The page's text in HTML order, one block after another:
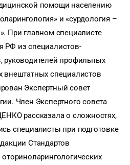
помощи населению
и «сурдология –
При главном специалисте
РФ из специалистов-
руководителей профильных
внештатных специалистов
Экспертный совет
Член Экспертного совета
рассказала о сложностях,
специалисты при подготовке
Стандартов